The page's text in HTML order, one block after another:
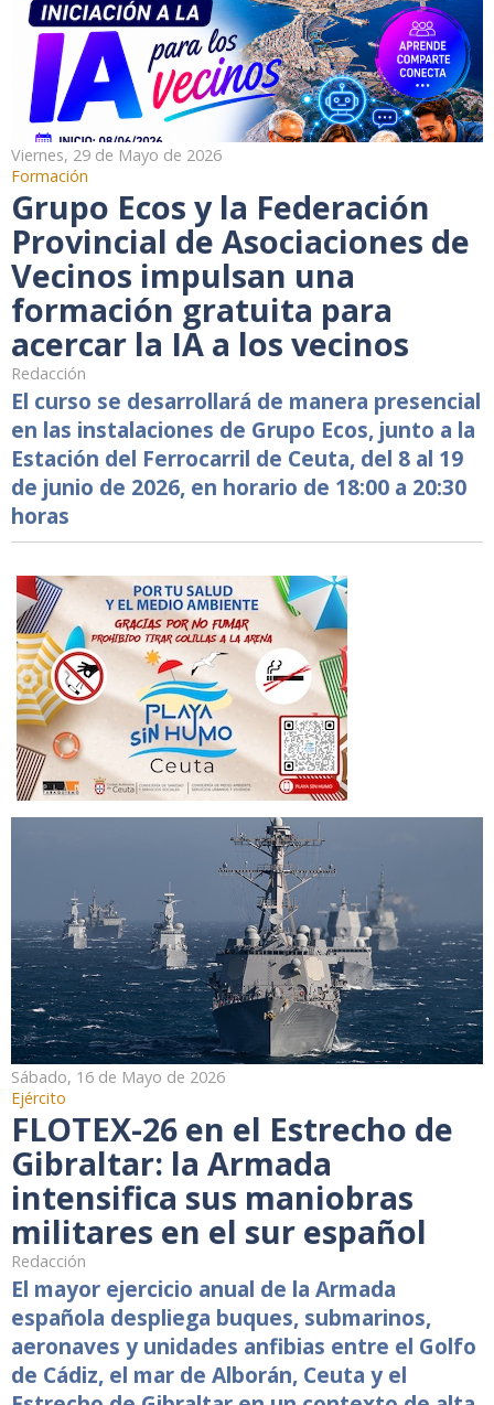
Viernes, 29 de Mayo de 2026
Formación
Grupo Ecos y la Federación
Provincial de Asociaciones de
Vecinos impulsan una
formación gratuita para
acercar la IA a los vecinos
Redacción
El curso se desarrollará de manera presencial
en las instalaciones de Grupo Ecos, junto a la
Estación del Ferrocarril de Ceuta, del 8 al 19
de junio de 2026, en horario de 18:00 a 20:30
horas
Sábado, 16 de Mayo de 2026
Ejército
FLOTEX-26 en el Estrecho de
Gibraltar: la Armada
intensifica sus maniobras
militares en el sur español
Redacción
El mayor ejercicio anual de la Armada
española despliega buques, submarinos,
aeronaves y unidades anfibias entre el Golfo
de Cádiz, el mar de Alborán, Ceuta y el